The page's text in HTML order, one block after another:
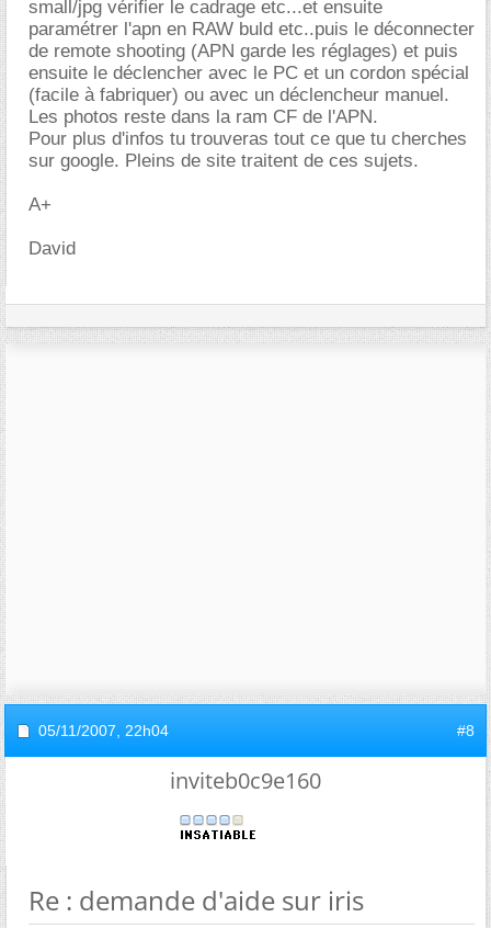
small/jpg vérifier le cadrage etc...et ensuite
paramétrer l'apn en RAW buld etc..puis le déconnecter
de remote shooting (APN garde les réglages) et puis
ensuite le déclencher avec le PC et un cordon spécial
(facile à fabriquer) ou avec un déclencheur manuel.
Les photos reste dans la ram CF de l'APN.
Pour plus d'infos tu trouveras tout ce que tu cherches
sur google. Pleins de site traitent de ces sujets.
A+
David
05/11/2007, 22h04 #8
inviteb0c9e160
Re : demande d'aide sur iris